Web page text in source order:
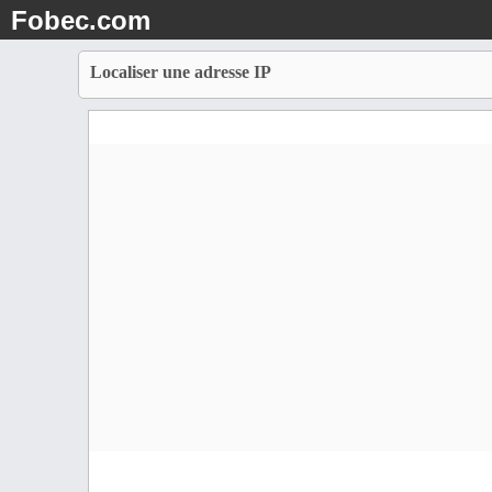
Fobec.com
Localiser une adresse IP